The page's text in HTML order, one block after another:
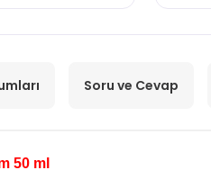
Soru ve Cevap
50 ml